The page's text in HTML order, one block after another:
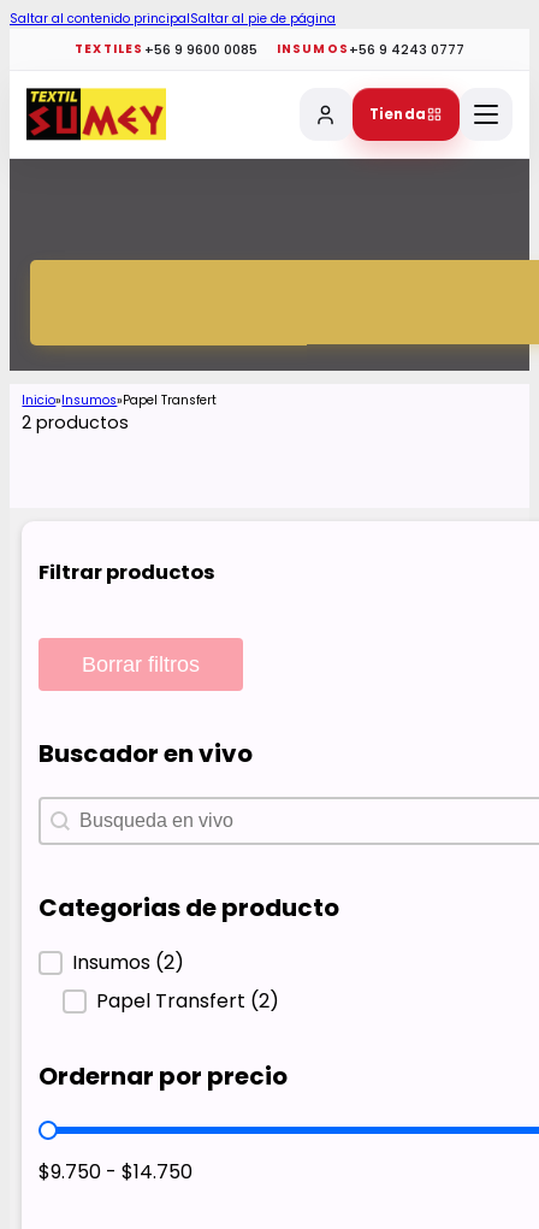
Saltar al contenido principalSaltar al pie de página
TEXTILES +56 9 9600 0085 INSUMOS +56 9 4243 0777
Tienda
Inicio Insumos Papel Transfert
2 productos
Filtrar productos
Borrar filtros
Buscador en vivo
Buscador en vivo
Buscador en vivo
Categorias de producto
Categorias de producto
Insumos (2)
Papel Transfert (2)
Ordernar por precio
Ordernar por precio
$9.750 - $14.750